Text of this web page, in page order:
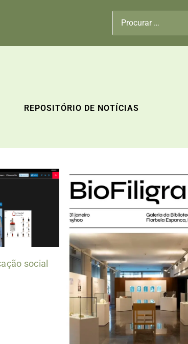
for:
REPOSITÓRIO DE NOTÍCIAS
social